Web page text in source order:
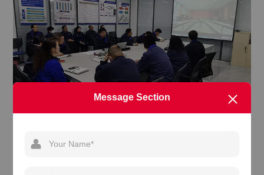
Message Section